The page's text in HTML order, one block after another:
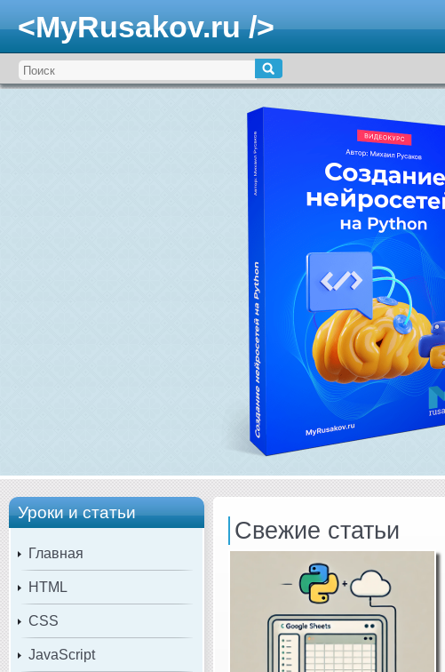
<MyRusakov.ru />
Уроки и статьи
Главная
HTML
CSS
JavaScript
Свежие статьи